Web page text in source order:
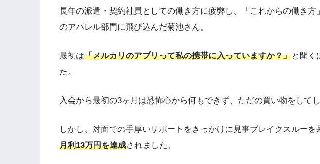
長年の派遣・契約社員としての働き方に疲弊し、「これからの働き方
のアパレル部門に飛び込んだ菊池さん。
最初は「メルカリのアプリって私の携帯に入っていますか？」と聞く
た。
入会から最初の3ヶ月は恐怖心から何もできず、ただの買い物をして
しかし、対面での手厚いサポートをきっかけに見事ブレイクスルーを
月利13万円を達成されました。